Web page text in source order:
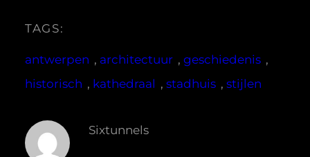
TAGS:
antwerpen , architectuur , geschiedenis ,
historisch , kathedraal , stadhuis , stijlen
Sixtunnels